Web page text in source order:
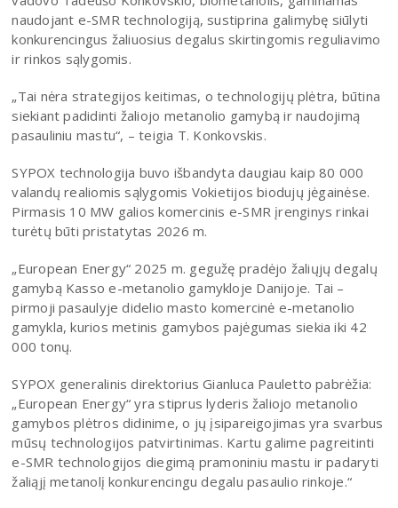
naudojant e-SMR technologiją, sustiprina galimybę siūlyti
konkurencingus žaliuosius degalus skirtingomis reguliavimo
ir rinkos sąlygomis.
„Tai nėra strategijos keitimas, o technologijų plėtra, būtina
siekiant padidinti žaliojo metanolio gamybą ir naudojimą
pasauliniu mastu“, – teigia T. Konkovskis.
SYPOX technologija buvo išbandyta daugiau kaip 80 000
valandų realiomis sąlygomis Vokietijos biodujų jėgainėse.
Pirmasis 10 MW galios komercinis e-SMR įrenginys rinkai
turėtų būti pristatytas 2026 m.
„European Energy“ 2025 m. gegužę pradėjo žaliųjų degalų
gamybą Kasso e-metanolio gamykloje Danijoje. Tai –
pirmoji pasaulyje didelio masto komercinė e-metanolio
gamykla, kurios metinis gamybos pajėgumas siekia iki 42
000 tonų.
SYPOX generalinis direktorius Gianluca Pauletto pabrėžia:
„European Energy“ yra stiprus lyderis žaliojo metanolio
gamybos plėtros didinime, o jų įsipareigojimas yra svarbus
mūsų technologijos patvirtinimas. Kartu galime pagreitinti
e-SMR technologijos diegimą pramoniniu mastu ir padaryti
žaliąjį metanolį konkurencingu degalu pasaulio rinkoje.“